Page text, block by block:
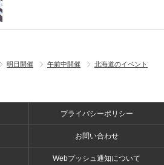
明日開催 午前中開催
北海道のイベント
プライバシーポリシー
お問い合わせ
Webプッシュ通知について